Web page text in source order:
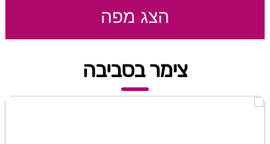
הצג מפה
צימר בסביבה